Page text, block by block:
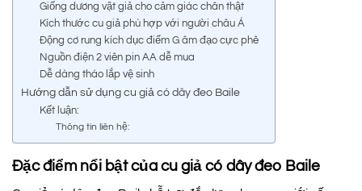
Giống dương vật giả cho cảm giác chân thật
Kích thước cu giả phù hợp với người châu Á
Động cơ rung kích dục điểm G âm đạo cực phê
Nguồn điện 2 viên pin AA dễ mua
Dễ dàng tháo lắp vệ sinh
Hướng dẫn sử dụng cu giả có dây đeo Baile
Kết luận:
Thông tin liên hệ:
Đặc điểm nổi bật của cu giả có dây đeo Baile